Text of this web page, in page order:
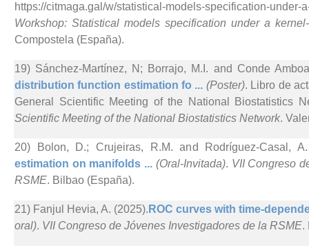
https://citmaga.gal/w/statistical-models-specification-under-
Workshop: Statistical models specification under a
Compostela (España).
19) Sánchez-Martínez, N; Borrajo, M.I. and Conde
distribution function estimation fo ... (Poster). Libro de
General Scientific Meeting of the National Biostatistics
Scientific Meeting of the National Biostatistics Network.
20) Bolon, D.; Crujeiras, R.M. and Rodríguez-Casal,
estimation on manifolds ... (Oral-Invitada). VII Congreso
RSME. Bilbao (España).
21) Fanjul Hevia, A. (2025). ROC curves with time-
oral). VII Congreso de Jóvenes Investigadores de la RSME.